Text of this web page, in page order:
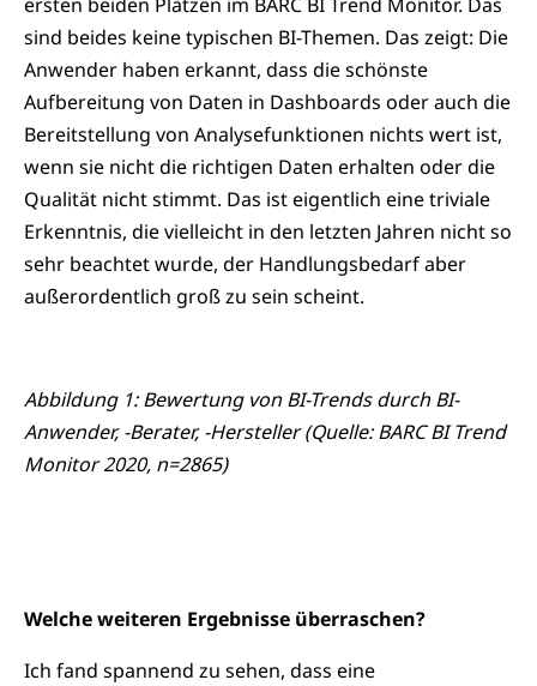
sind beides keine typischen BI-Themen. Das zeigt: Die
Anwender haben erkannt, dass die schönste
Aufbereitung von Daten in Dashboards oder auch die
Bereitstellung von Analysefunktionen nichts wert ist,
wenn sie nicht die richtigen Daten erhalten oder die
Qualität nicht stimmt. Das ist eigentlich eine triviale
Erkenntnis, die vielleicht in den letzten Jahren nicht so
sehr beachtet wurde, der Handlungsbedarf aber
außerordentlich groß zu sein scheint.
Abbildung 1: Bewertung von BI-Trends durch BI-
Anwender, -Berater, -Hersteller (Quelle: BARC BI Trend
Monitor 2020, n=2865)
Welche weiteren Ergebnisse überraschen?
Ich fand spannend zu sehen, dass eine